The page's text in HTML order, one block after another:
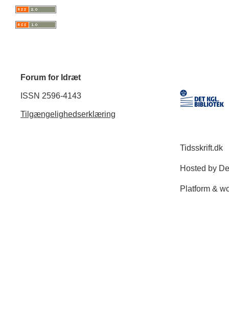
Forum for Idræt
ISSN 2596-4143
Tilgængelighedserklæring